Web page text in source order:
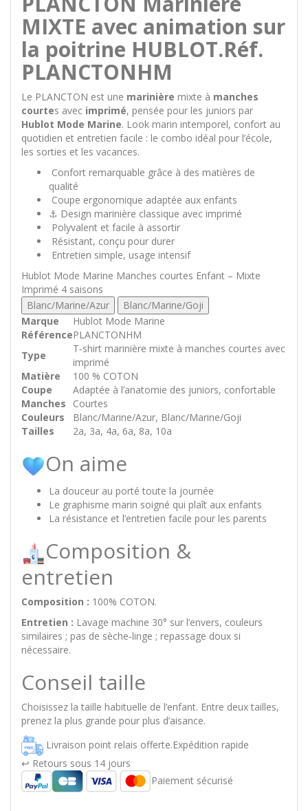
MIXTE avec animation sur
la poitrine HUBLOT.Réf.
PLANCTONHM
Le PLANCTON est une marinière mixte à manches
courtes avec imprimé, pensée pour les juniors par
Hublot Mode Marine. Look marin intemporel, confort au
quotidien et entretien facile : le combo idéal pour l’école,
les sorties et les vacances.
Confort remarquable grâce à des matières de
qualité
Coupe ergonomique adaptée aux enfants
⚓ Design marinière classique avec imprimé
Polyvalent et facile à assortir
Résistant, conçu pour durer
Entretien simple, usage intensif
Hublot Mode Marine Manches courtes Enfant – Mixte
Imprimé 4 saisons
Blanc/Marine/Azur
Blanc/Marine/Goji
Marque
Hublot Mode Marine
RéférencePLANCTONHM
Type
T‑shirt marinière mixte à manches courtes avec
imprimé
Matière
100 % COTON
Coupe
Adaptée à l’anatomie des juniors, confortable
Manches
Courtes
Couleurs
Blanc/Marine/Azur, Blanc/Marine/Goji
Tailles
2a, 3a, 4a, 6a, 8a, 10a
On aime
La douceur au porté toute la journée
Le graphisme marin soigné qui plaît aux enfants
La résistance et l’entretien facile pour les parents
Composition &
entretien
Composition : 100% COTON.
Entretien : Lavage machine 30° sur l’envers, couleurs
similaires ; pas de sèche‑linge ; repassage doux si
nécessaire.
Conseil taille
Choisissez la taille habituelle de l’enfant. Entre deux tailles,
prenez la plus grande pour plus d’aisance.
Livraison point relais offerte.Expédition rapide
↩️ Retours sous 14 jours
Paiement sécurisé